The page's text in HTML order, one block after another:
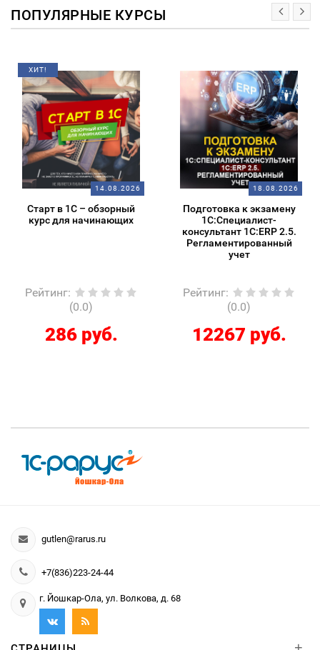
ПОПУЛЯРНЫЕ КУРСЫ
ХИТ!
14.08.2026
Старт в 1С – обзорный
курс для начинающих
Рейтинг:
(0.0)
286 руб.
18.08.2026
Подготовка к экзамену
1С:Специалист-
консультант 1С:ERP 2.5.
Регламентированный
учет
Рейтинг:
(0.0)
12267 руб.
gutlen@rarus.ru
+7(836)223-24-44
г. Йошкар-Ола, ул. Волкова, д. 68